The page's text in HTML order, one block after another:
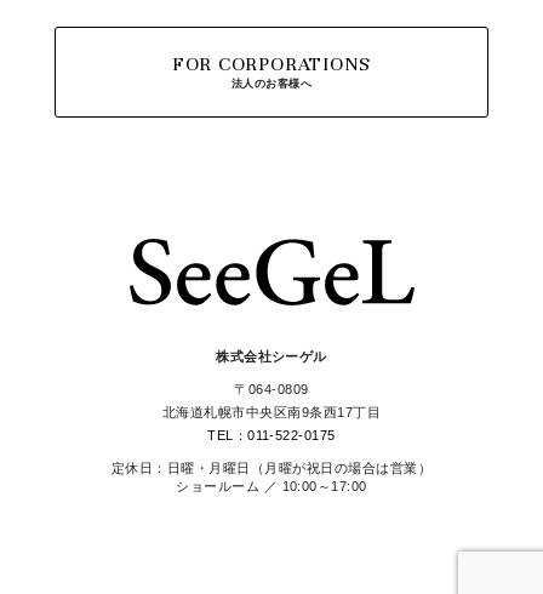
株式会社シーゲル
〒064-0809
北海道札幌市中央区南9条西17丁目
TEL：011-522-0175
定休日：日曜・月曜日（月曜が祝日の場合は営業）
ショールーム ／ 10:00～17:00
FOR CORPORATIONS
法人のお客様へ